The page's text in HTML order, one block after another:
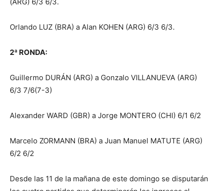
Orlando LUZ (BRA) a Alan KOHEN (ARG) 6/3 6/3.
2ª RONDA:
Guillermo DURÁN (ARG) a Gonzalo VILLANUEVA (ARG)
6/3 7/6(7-3)
Alexander WARD (GBR) a Jorge MONTERO (CHI) 6/1 6/2
Marcelo ZORMANN (BRA) a Juan Manuel MATUTE (ARG)
6/2 6/2
Desde las 11 de la mañana de este domingo se disputarán